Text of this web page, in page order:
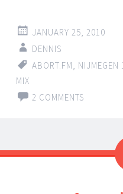
JANUARY 25, 2010
DENNIS
ABORT.FM, NIJMEGEN
MIX
2 COMMENTS